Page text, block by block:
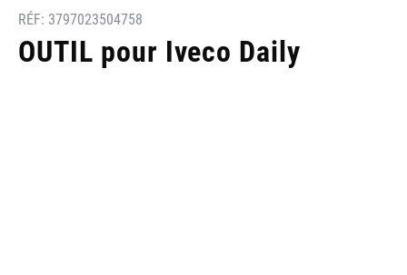
RÉF: 3797023504758
OUTIL pour Iveco Daily